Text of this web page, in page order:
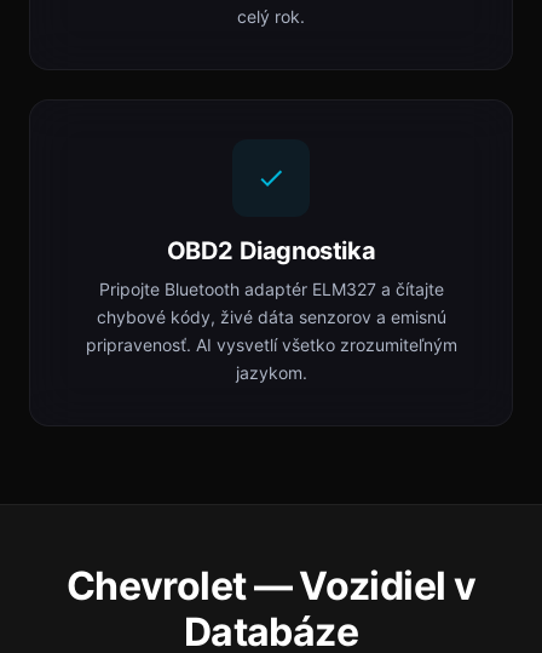
celý rok.
OBD2 Diagnostika
Pripojte Bluetooth adaptér ELM327 a čítajte
chybové kódy, živé dáta senzorov a emisnú
pripravenosť. AI vysvetlí všetko zrozumiteľným
jazykom.
Chevrolet — Vozidiel v
Databáze